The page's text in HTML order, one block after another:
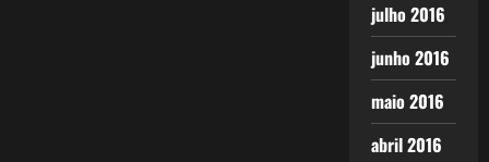
julho 2016
junho 2016
maio 2016
abril 2016